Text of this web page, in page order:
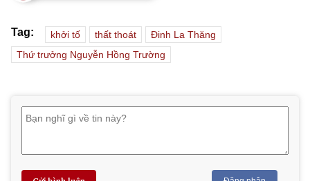
Tag: khởi tố thất thoát
Đinh La Thăng
Thứ trưởng Nguyễn Hồng Trường